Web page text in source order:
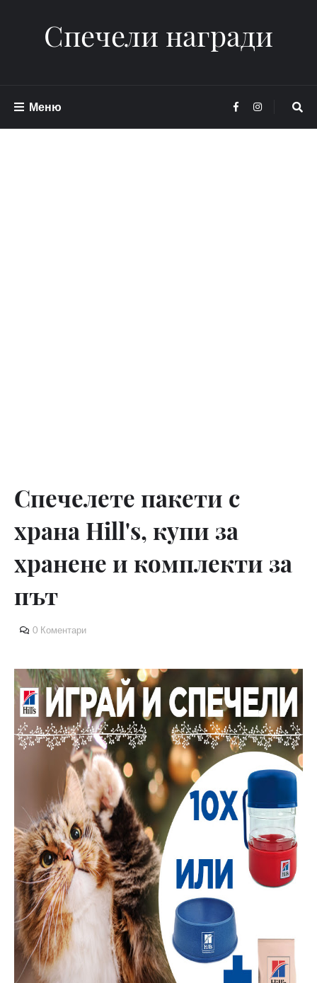
Спечели награди
Меню
Спечелете пакети с
храна Hill's, купи за
хранене и комплекти за
път
0 Коментари